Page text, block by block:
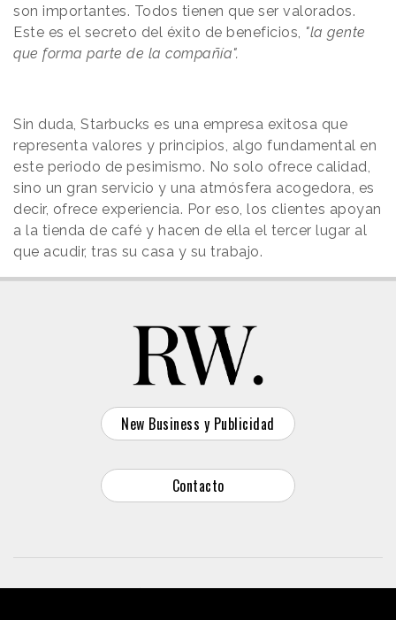
son importantes. Todos tienen que ser valorados.
Este es el secreto del éxito de beneficios, "la gente
que forma parte de la compañía".
Sin duda, Starbucks es una empresa exitosa que
representa valores y principios, algo fundamental en
este periodo de pesimismo. No solo ofrece calidad,
sino un gran servicio y una atmósfera acogedora, es
decir, ofrece experiencia. Por eso, los clientes apoyan
a la tienda de café y hacen de ella el tercer lugar al
que acudir, tras su casa y su trabajo.
New Business y Publicidad
Contacto